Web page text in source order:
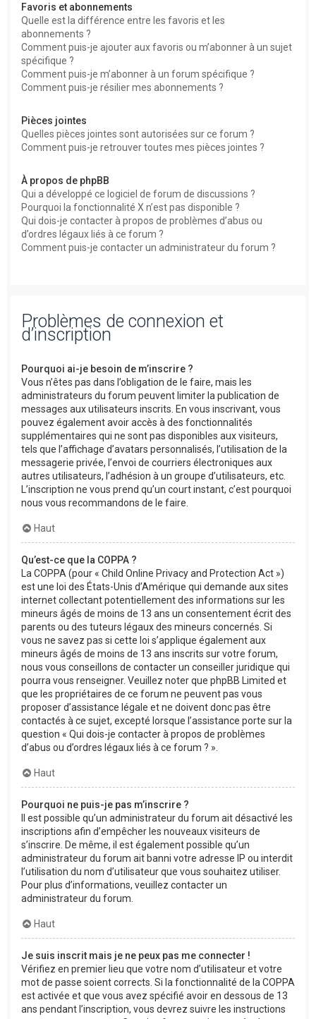
Favoris et abonnements
Quelle est la différence entre les favoris et les
abonnements ?
Comment puis-je ajouter aux favoris ou m’abonner à un sujet
spécifique ?
Comment puis-je m’abonner à un forum spécifique ?
Comment puis-je résilier mes abonnements ?
Pièces jointes
Quelles pièces jointes sont autorisées sur ce forum ?
Comment puis-je retrouver toutes mes pièces jointes ?
À propos de phpBB
Qui a développé ce logiciel de forum de discussions ?
Pourquoi la fonctionnalité X n’est pas disponible ?
Qui dois-je contacter à propos de problèmes d’abus ou
d’ordres légaux liés à ce forum ?
Comment puis-je contacter un administrateur du forum ?
Problèmes de connexion et
d’inscription
Pourquoi ai-je besoin de m’inscrire ?
Vous n’êtes pas dans l’obligation de le faire, mais les
administrateurs du forum peuvent limiter la publication de
messages aux utilisateurs inscrits. En vous inscrivant, vous
pouvez également avoir accès à des fonctionnalités
supplémentaires qui ne sont pas disponibles aux visiteurs,
tels que l’affichage d’avatars personnalisés, l’utilisation de la
messagerie privée, l’envoi de courriers électroniques aux
autres utilisateurs, l’adhésion à un groupe d’utilisateurs, etc.
L’inscription ne vous prend qu’un court instant, c’est pourquoi
nous vous recommandons de le faire.
Haut
Qu’est-ce que la COPPA ?
La COPPA (pour « Child Online Privacy and Protection Act »)
est une loi des États-Unis d’Amérique qui demande aux sites
internet collectant potentiellement des informations sur les
mineurs âgés de moins de 13 ans un consentement écrit des
parents ou des tuteurs légaux des mineurs concernés. Si
vous ne savez pas si cette loi s’applique également aux
mineurs âgés de moins de 13 ans inscrits sur votre forum,
nous vous conseillons de contacter un conseiller juridique qui
pourra vous renseigner. Veuillez noter que phpBB Limited et
que les propriétaires de ce forum ne peuvent pas vous
proposer d’assistance légale et ne doivent donc pas être
contactés à ce sujet, excepté lorsque l’assistance porte sur la
question « Qui dois-je contacter à propos de problèmes
d’abus ou d’ordres légaux liés à ce forum ? ».
Haut
Pourquoi ne puis-je pas m’inscrire ?
Il est possible qu’un administrateur du forum ait désactivé les
inscriptions afin d’empêcher les nouveaux visiteurs de
s’inscrire. De même, il est également possible qu’un
administrateur du forum ait banni votre adresse IP ou interdit
l’utilisation du nom d’utilisateur que vous souhaitez utiliser.
Pour plus d’informations, veuillez contacter un
administrateur du forum.
Haut
Je suis inscrit mais je ne peux pas me connecter !
Vérifiez en premier lieu que votre nom d’utilisateur et votre
mot de passe soient corrects. Si la fonctionnalité de la COPPA
est activée et que vous avez spécifié avoir en dessous de 13
ans pendant l’inscription, vous devrez suivre les instructions